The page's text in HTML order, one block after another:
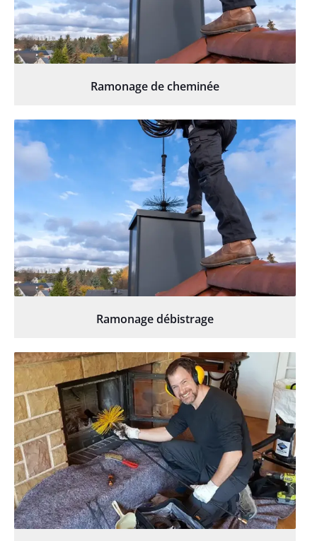
Ramonage de cheminée
Ramonage débistrage